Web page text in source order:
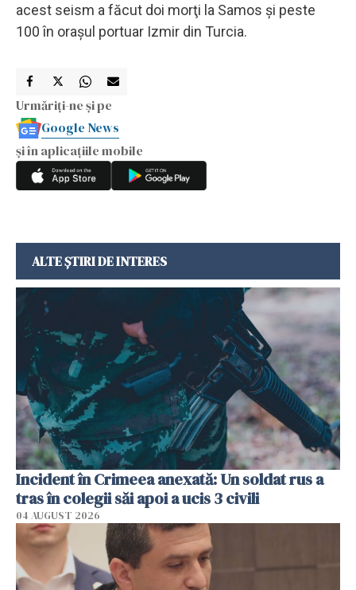
acest seism a făcut doi morţi la Samos şi peste
100 în oraşul portuar Izmir din Turcia.
Urmăriți-ne și pe
Google News
și în aplicațiile mobile
ALTE ȘTIRI DE INTERES
Incident în Crimeea anexată: Un soldat rus a
tras în colegii săi apoi a ucis 3 civili
04 AUGUST 2026